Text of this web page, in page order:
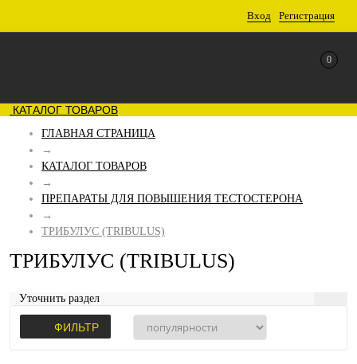
Вход Регистрация
0
КАТАЛОГ ТОВАРОВ
ГЛАВНАЯ СТРАНИЦА
→
КАТАЛОГ ТОВАРОВ
→
ПРЕПАРАТЫ ДЛЯ ПОВЫШЕНИЯ ТЕСТОСТЕРОНА
→
ТРИБУЛУС (TRIBULUS)
ТРИБУЛУС (TRIBULUS)
Уточнить раздел
ФИЛЬТР